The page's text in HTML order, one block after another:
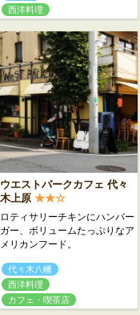
西洋料理
ウエストパークカフェ 代々
木上原 ★★☆
ロティサリーチキンにハンバー
ガー、ボリュームたっぷりなア
メリカンフード。
代々木八幡
西洋料理
カフェ・喫茶店